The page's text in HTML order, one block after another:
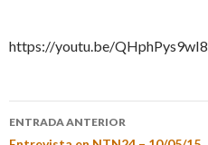
https://youtu.be/QHphPys9wI8
ENTRADA ANTERIOR